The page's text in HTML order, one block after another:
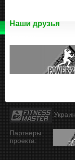
Наши друзья
Партнеры
проекта: